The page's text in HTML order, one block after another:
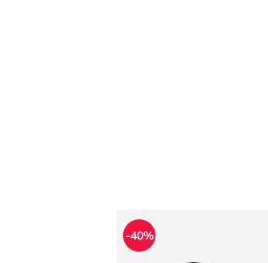
Walizka
-40%